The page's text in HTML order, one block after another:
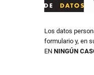
Los datos
formulario y, en
EN NINGÚN